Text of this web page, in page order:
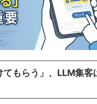
てもらう」、LLM集客